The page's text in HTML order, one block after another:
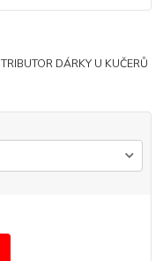
DÁRKY U KUČERŮ